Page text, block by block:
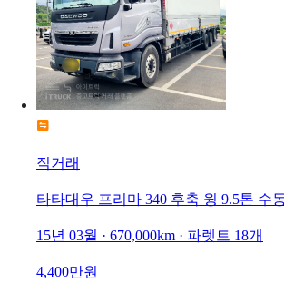
직거래
타타대우 프리마 340 후축 윙 9.5톤 수
15년 03월 · 670,000km · 파렛트 18개
4,400만원